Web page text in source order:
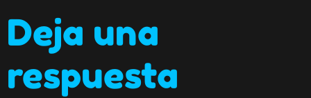
Deja una
respuesta